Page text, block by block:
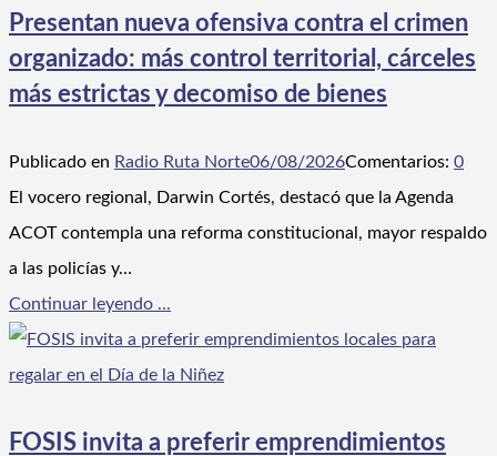
Presentan nueva ofensiva contra el crimen
organizado: más control territorial, cárceles
más estrictas y decomiso de bienes
Publicado en Radio Ruta Norte06/08/2026Comentarios: 0
El vocero regional, Darwin Cortés, destacó que la Agenda
ACOT contempla una reforma constitucional, mayor respaldo
a las policías y…
Continuar leyendo ...
FOSIS invita a preferir emprendimientos